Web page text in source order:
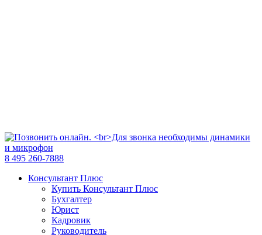
8 495 260-7888
Консультант Плюс
Купить Консультант Плюс
Бухгалтер
Юрист
Кадровик
Руководитель